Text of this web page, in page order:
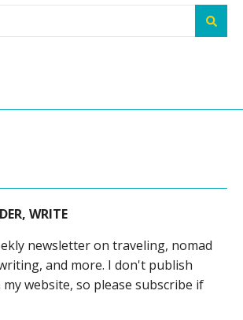
WRITE
newsletter on traveling, nomad
and more. I don't publish
website, so please subscribe if